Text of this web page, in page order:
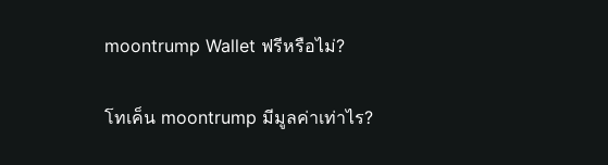
moontrump Wallet ฟรีหรือไม่?
โทเค็น moontrump มีมูลค่าเท่าไร?